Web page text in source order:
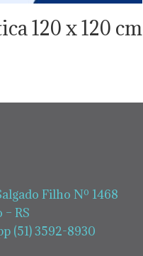
120 x 120 cm
Filho Nº 1468
RS
(51) 3592-8930